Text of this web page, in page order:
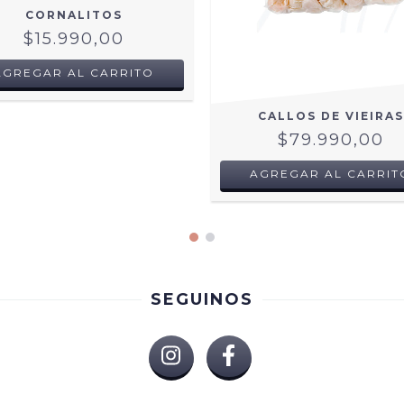
CORNALITOS
$15.990,00
AL CARRITO
CALLOS DE VIEIRAS
$79.990,00
AGREGAR AL
SEGUINOS